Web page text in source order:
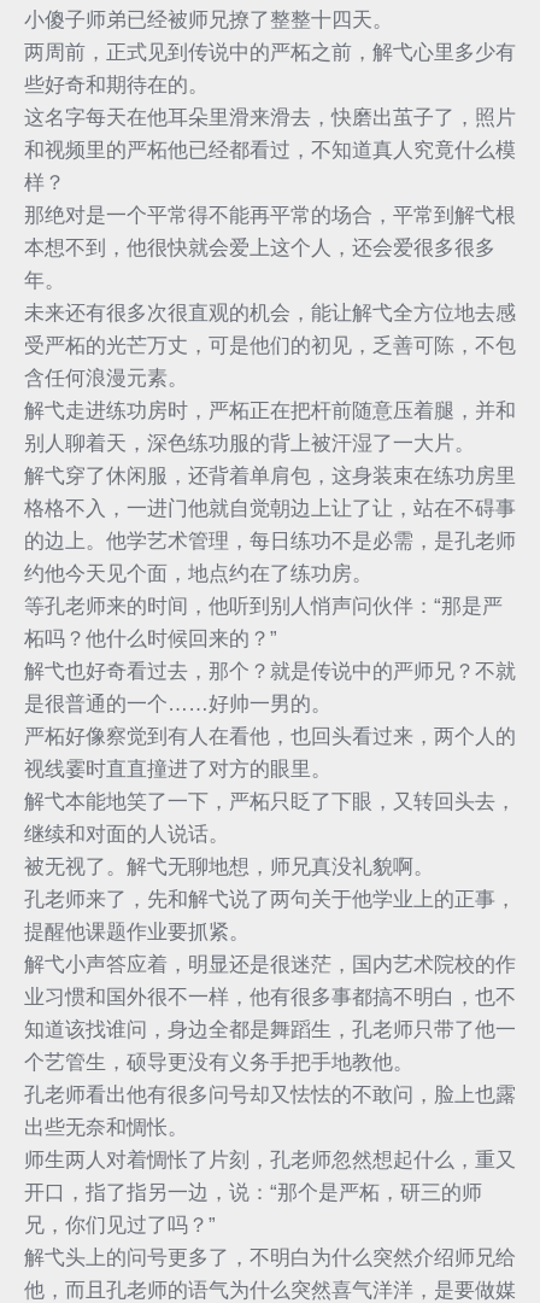
小傻子师弟已经被师兄撩了整整十四天。
两周前，正式见到传说中的严柘之前，解弋心里多少有
些好奇和期待在的。
这名字每天在他耳朵里滑来滑去，快磨出茧子了，照片
和视频里的严柘他已经都看过，不知道真人究竟什么模
样？
那绝对是一个平常得不能再平常的场合，平常到解弋根
本想不到，他很快就会爱上这个人，还会爱很多很多
年。
未来还有很多次很直观的机会，能让解弋全方位地去感
受严柘的光芒万丈，可是他们的初见，乏善可陈，不包
含任何浪漫元素。
解弋走进练功房时，严柘正在把杆前随意压着腿，并和
别人聊着天，深色练功服的背上被汗湿了一大片。
解弋穿了休闲服，还背着单肩包，这身装束在练功房里
格格不入，一进门他就自觉朝边上让了让，站在不碍事
的边上。他学艺术管理，每日练功不是必需，是孔老师
约他今天见个面，地点约在了练功房。
等孔老师来的时间，他听到别人悄声问伙伴：“那是严
柘吗？他什么时候回来的？”
解弋也好奇看过去，那个？就是传说中的严师兄？不就
是很普通的一个……好帅一男的。
严柘好像察觉到有人在看他，也回头看过来，两个人的
视线霎时直直撞进了对方的眼里。
解弋本能地笑了一下，严柘只眨了下眼，又转回头去，
继续和对面的人说话。
被无视了。解弋无聊地想，师兄真没礼貌啊。
孔老师来了，先和解弋说了两句关于他学业上的正事，
提醒他课题作业要抓紧。
解弋小声答应着，明显还是很迷茫，国内艺术院校的作
业习惯和国外很不一样，他有很多事都搞不明白，也不
知道该找谁问，身边全都是舞蹈生，孔老师只带了他一
个艺管生，硕导更没有义务手把手地教他。
孔老师看出他有很多问号却又怯怯的不敢问，脸上也露
出些无奈和惆怅。
师生两人对着惆怅了片刻，孔老师忽然想起什么，重又
开口，指了指另一边，说：“那个是严柘，研三的师
兄，你们见过了吗？”
解弋头上的问号更多了，不明白为什么突然介绍师兄给
他，而且孔老师的语气为什么突然喜气洋洋，是要做媒